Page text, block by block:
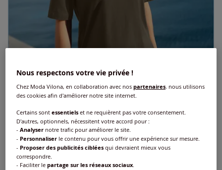
T-shirt à manches courtes coupe confortable
25 €
+14
Nous respectons votre vie privée !
Chez Moda Vilona, en collaboration avec nospartenaires, nous utilisons
des cookies afin d'améliorer notre site internet.
Certains sontessentiels et ne requièrent pas votre consentement.
D'autres, optionnels, nécessitent votre accord pour :
-Analyser notre trafic pour améliorer le site.
- Personnaliser le contenu pour vous offrir une expérience sur mesure.
- Proposer des publicités ciblées qui devraient mieux vous
correspondre.
- Faciliter lepartage sur les réseaux sociaux.